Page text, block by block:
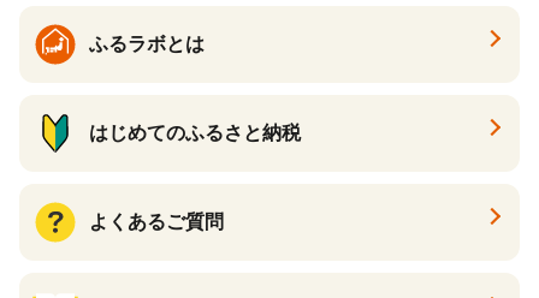
ふるラボとは
はじめてのふるさと納税
よくあるご質問